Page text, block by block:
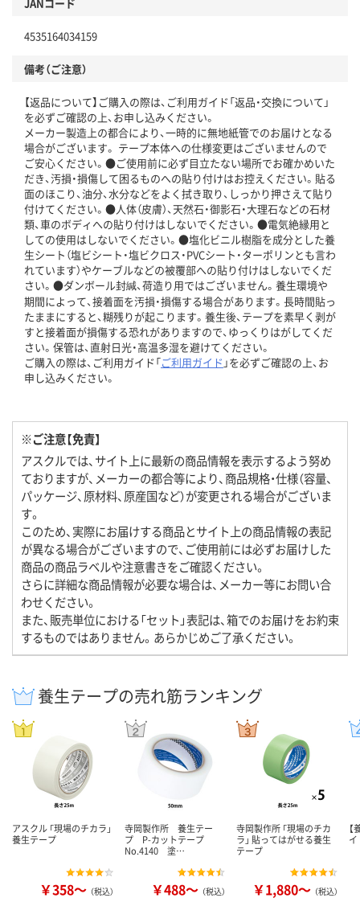
4535164034159
備考（ご注意）
【返品について】ご購入の際は、ご利用ガイド「返品・交換について」
を必ずご確認の上、お申し込みください。
メーカー製造上の都合により、一時的に無地紙管でのお届けとなる
場合がございます。 テープ本体への仕様変更はございませんので
ご安心ください。●ご使用前に必ず目立たない場所でお確かめいた
だき、汚損・損傷して困るものへの貼り付けはお控えください。貼る
面のほこり、油分、水分などをよく拭き取り、しっかり押さえて貼り
付けてください。●人体（皮膚）、天然石・御影石・大理石などの石材
類、車のボディへの貼り付けはしないでください。●電気絶縁用と
しての使用はしないでください。●塩化ビニル樹脂を成分とした養
生シート（塩ビシート・塩ビクロス・PVCシート・ターポリンとも言わ
れています）やケーブルなどの被覆部への貼り付けはしないでくだ
さい。●ダンボール封緘、荷造り用ではございません。養生環境や
期間によって、接着面を汚損・損傷する場合があります。長時間貼っ
たままにすると、糊残りが起こります。養生後、テープを素早く剥が
すと接着面が損傷する恐れがありますので、ゆっくりはがしてくだ
さい。保管は、直射日光・高温多湿を避けてください。
ご購入の際は、ご利用ガイド「ご利用ガイド 」を必ずご確認の上、お
申し込みください。
※ご注意【免責】
アスクルでは、サイト上に最新の商品情報を表示するよう努め
ておりますが、メーカーの都合等により、商品規格・仕様（容量、
パッケージ、原材料、原産国など）が変更される場合がございま
す。
このため、実際にお届けする商品とサイト上の商品情報の表記
が異なる場合がございますので、ご使用前には必ずお届けした
商品の商品ラベルや注意書きをご確認ください。
さらに詳細な商品情報が必要な場合は、メーカー等にお問い合
わせください。
また、販売単位における「セット」表記は、箱でのお届けをお約束
するものではありません。あらかじめご了承ください。
養生テープの売れ筋ランキング
アスクル 「現場のチカラ」
養生テープ
￥358～ （税込）
寺岡製作所 養生テー
プ P-カットテープ
No.4140 塗…
￥488～ （税込）
寺岡製作所 「現場のチカ
ラ」 貼ってはがせる養生
テープ
￥1,880～ （税込）